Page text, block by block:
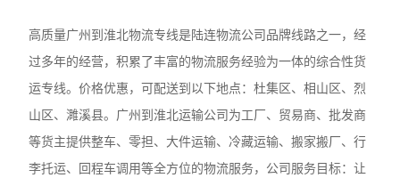
高质量广州到淮北物流专线是陆连物流公司品牌线路之一，经
过多年的经营，积累了丰富的物流服务经验为一体的综合性货
运专线。价格优惠，可配送到以下地点：杜集区、相山区、烈
山区、濉溪县。广州到淮北运输公司为工厂、贸易商、批发商
等货主提供整车、零担、大件运输、冷藏运输、搬家搬厂、行
李托运、回程车调用等全方位的物流服务，公司服务目标：让